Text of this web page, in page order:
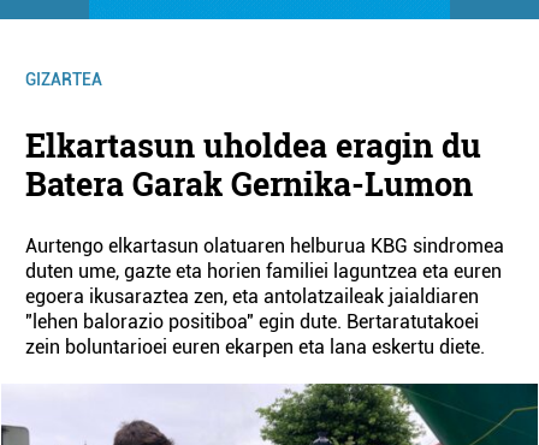
GIZARTEA
Elkartasun uholdea eragin du
Batera Garak Gernika-Lumon
Aurtengo elkartasun olatuaren helburua KBG sindromea
duten ume, gazte eta horien familiei laguntzea eta euren
egoera ikusaraztea zen, eta antolatzaileak jaialdiaren
"lehen balorazio positiboa" egin dute. Bertaratutakoei
zein boluntarioei euren ekarpen eta lana eskertu diete.